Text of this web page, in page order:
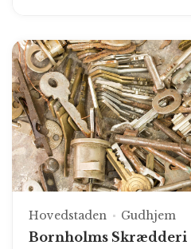
Hovedstaden Gudhjem
Bornholms Skrædderi